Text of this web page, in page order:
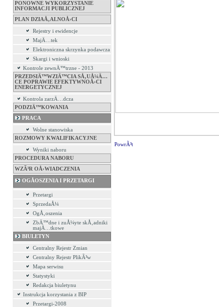
PONOWNE WYKORZYSTANIE
INFORMACJI PUBLICZNEJ
PLAN DZIAÅ‚ALNOÅ›CI
Rejestry i ewidencje
MajÄ…tek
Elektroniczna skrzynka podawcza
Skargi i wnioski
Kontrole zewnÄ™trzne - 2013
PRZEDSIÄ™WZIÄ™CIA SÅ‚UÅ¼Ä…
CE POPRAWIE EFEKTYWNOÅ›CI
ENERGETYCZNEJ
Kontrola zarzÄ…dcza
PODZIÄ™KOWANIA
PRACA
Wolne stanowiska
ROZMOWY KWALIFIKACYJNE
Wyniki naboru
PROCEDURA NABORU
WZÃ³R OÅ›WIADCZENIA
OGÅOSZENIA I PRZETARGI
Przetargi
SprzedaÅ¼
OgÅ‚oszenia
ZbÄ™dne i zuÅ¼yte skÅ‚adniki
majÄ…tkowe
BIULETYN
Centralny Rejestr Zmian
Centralny Rejestr PlikÃ³w
Mapa serwisu
Statystyki
Redakcja biuletynu
Instrukcja korzystania z BIP
Przetargi-2008
PowrÃ³t